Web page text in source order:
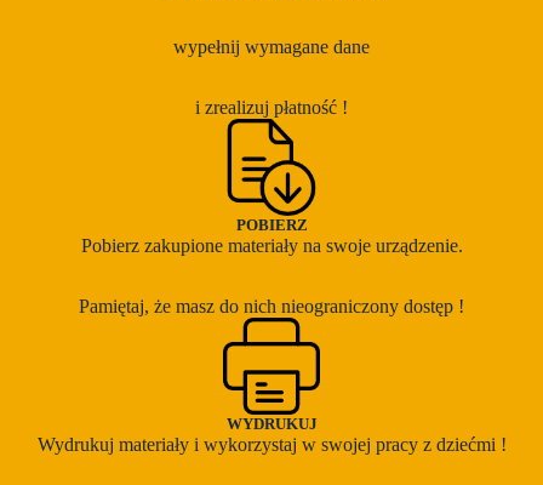
wypełnij wymagane dane
i zrealizuj płatność !
POBIERZ
Pobierz zakupione materiały na swoje urządzenie.
Pamiętaj, że masz do nich nieograniczony dostęp !
WYDRUKUJ
Wydrukuj materiały i wykorzystaj w swojej pracy z dziećmi !